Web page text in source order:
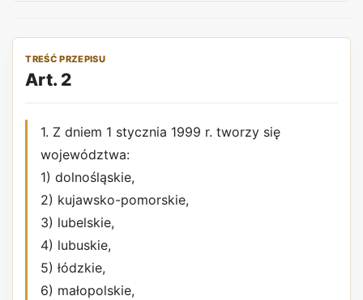
TREŚĆ PRZEPISU
Art. 2
1. Z dniem 1 stycznia 1999 r. tworzy się
województwa:
1) dolnośląskie,
2) kujawsko-pomorskie,
3) lubelskie,
4) lubuskie,
5) łódzkie,
6) małopolskie,